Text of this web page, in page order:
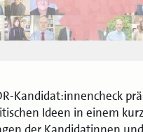
Kandidat:innencheck
Ideen in einem